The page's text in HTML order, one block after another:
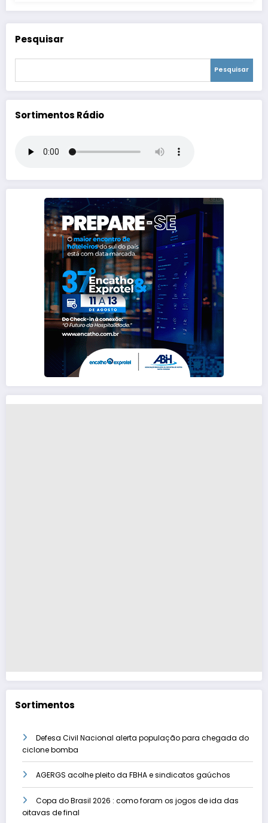
Pesquisar
Pesquisar
Sortimentos Rádio
Sortimentos
Defesa Civil Nacional alerta população para chegada do
ciclone bomba
AGERGS acolhe pleito da FBHA e sindicatos gaúchos
Copa do Brasil 2026 : como foram os jogos de ida das
oitavas de final